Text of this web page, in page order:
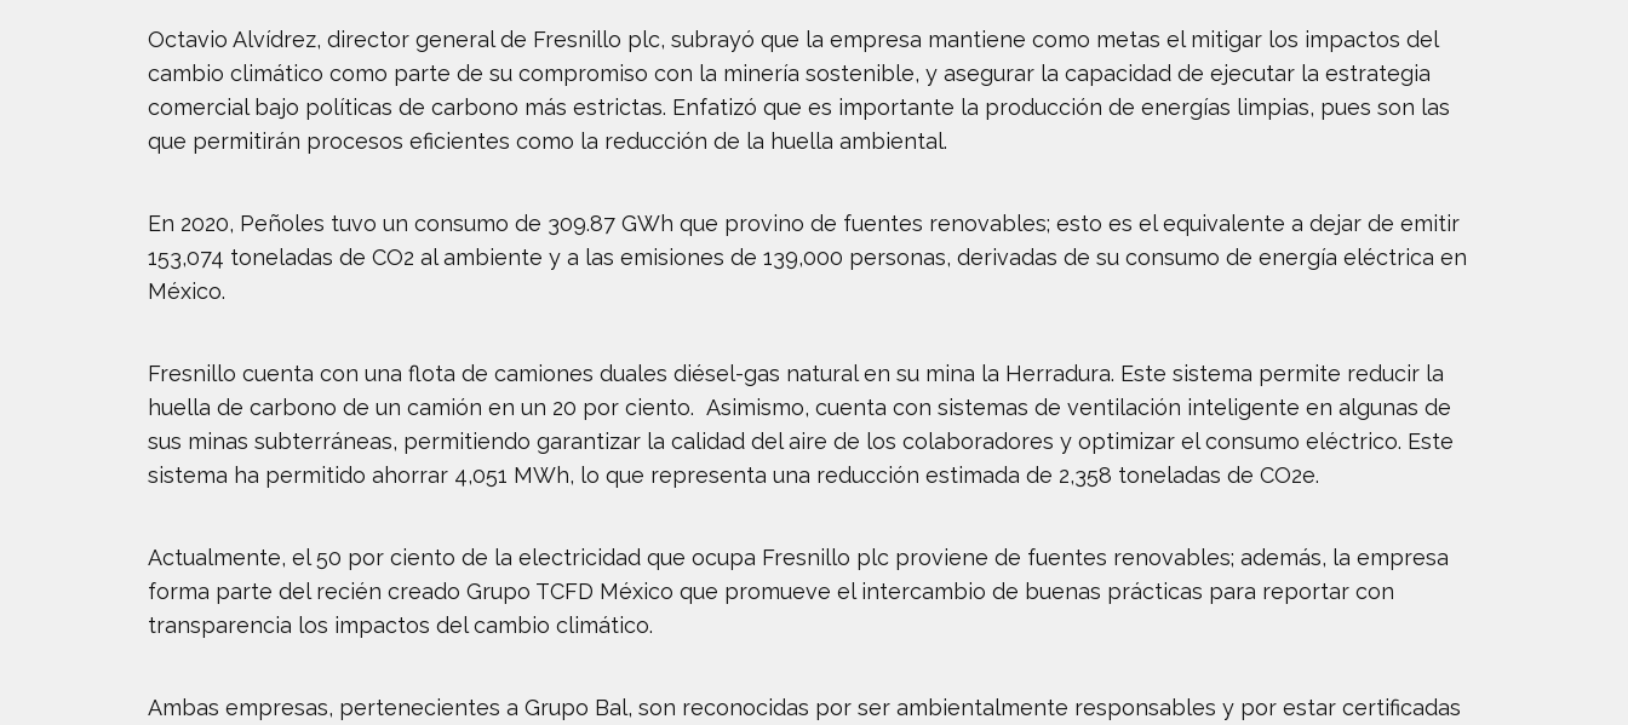
Octavio Alvídrez, director general de Fresnillo plc, subrayó que la empresa mantiene como metas el mitigar los impactos del
cambio climático como parte de su compromiso con la minería sostenible, y asegurar la capacidad de ejecutar la estrategia
comercial bajo políticas de carbono más estrictas. Enfatizó que es importante la producción de energías limpias, pues son las
que permitirán procesos eficientes como la reducción de la huella ambiental.
En 2020, Peñoles tuvo un consumo de 309.87 GWh que provino de fuentes renovables; esto es el equivalente a dejar de emitir
153,074 toneladas de CO2 al ambiente y a las emisiones de 139,000 personas, derivadas de su consumo de energía eléctrica en
México.
Fresnillo cuenta con una flota de camiones duales diésel-gas natural en su mina la Herradura. Este sistema permite reducir la
huella de carbono de un camión en un 20 por ciento. Asimismo, cuenta con sistemas de ventilación inteligente en algunas de
sus minas subterráneas, permitiendo garantizar la calidad del aire de los colaboradores y optimizar el consumo eléctrico. Este
sistema ha permitido ahorrar 4,051 MWh, lo que representa una reducción estimada de 2,358 toneladas de CO2e.
Actualmente, el 50 por ciento de la electricidad que ocupa Fresnillo plc proviene de fuentes renovables; además, la empresa
forma parte del recién creado Grupo TCFD México que promueve el intercambio de buenas prácticas para reportar con
transparencia los impactos del cambio climático.
Ambas empresas, pertenecientes a Grupo Bal, son reconocidas por ser ambientalmente responsables y por estar certificadas